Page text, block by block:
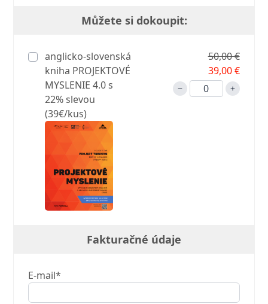
Můžete si dokoupit:
anglicko-slovenská
kniha PROJEKTOVÉ
MYSLENIE 4.0 s
22% slevou
(39€/kus)
50,00 €
39,00 €
Fakturačné údaje
E-mail*